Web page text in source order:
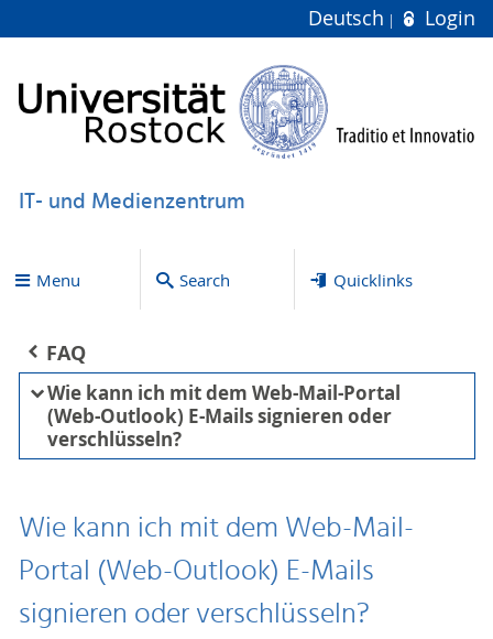
Deutsch Login
IT- und Medienzentrum
Menu Search Quicklinks
FAQ
Wie kann ich mit dem Web-Mail-Portal
(Web-Outlook) E-Mails signieren oder
verschlüsseln?
Wie kann ich mit dem Web-Mail-
Portal (Web-Outlook) E-Mails
signieren oder verschlüsseln?